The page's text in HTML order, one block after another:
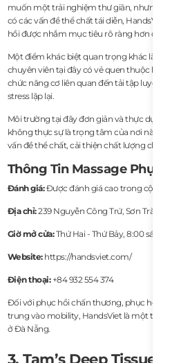
muốn một trải nghiệm thư giãn, nhưng đối
có các vấn đề thể chất tái diễn, HandsViet có
hồi được nhắm mục tiêu rõ ràng hơn đáng kể.
Một điểm khác biệt quan trọng khác là kiến
chuyên viên tại đây có vẻ quen thuộc hơn
chức năng cơ liên quan đến tải tập luyện,
stress lặp lại.
Môi trường tại đây đơn giản và thực dụng
không thực sự là trọng tâm của nơi này. Mọi
vấn đề thể chất, cải thiện chất lượng chuyển
Thông Tin Massage Phục Hồi
Đánh giá:Được đánh giá cao trong cộng
Địa chỉ:239 Nguyễn Công Trứ, Sơn Trà, Đà
Giờ mở cửa:Thứ Hai - Thứ Bảy, 8:00 sáng -
Website:https://handsviet.com/
Điện thoại: +84 932 554 374
Đối với phục hồi chấn thương, phục hồi chức
trung vào mobility, HandsViet là một trong
ở Đà Nẵng.
3. Tam’s Deep Tissue